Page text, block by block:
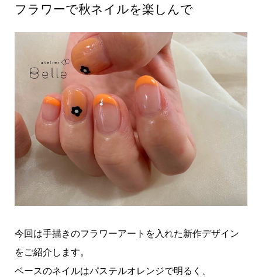
フラワーで秋ネイルを楽しんで
今回は手描きのフラワーアートを入れた新作デザイン
をご紹介します。
ベースのネイルはパステルオレンジで明るく、